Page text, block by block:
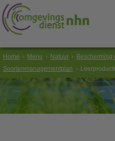
Home Menu Natuur
Bescherming
Soortenmanagementplan